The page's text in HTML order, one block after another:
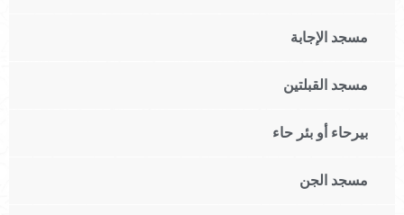
مسجد الإجابة
مسجد القبلتين
بيرحاء أو بئر حاء
مسجد الجن